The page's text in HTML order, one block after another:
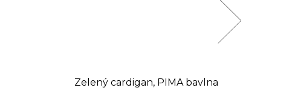
Zelený cardigan, PIMA bavlna